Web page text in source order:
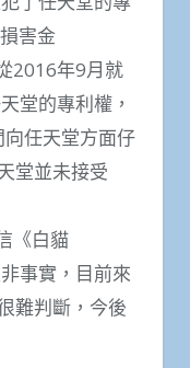
害金
2016年9月就
堂的專利權，
任天堂方面仔
堂並未接受
《白貓
事實，目前來
難判斷，今後